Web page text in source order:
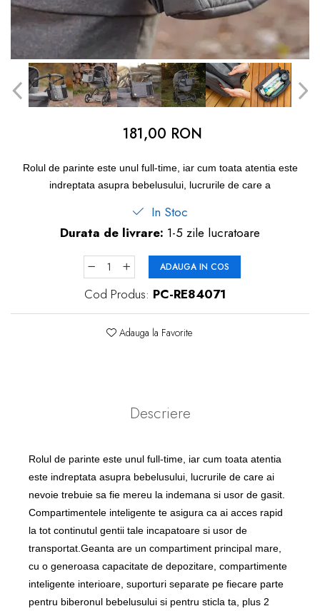
dopuri de urechi
Produse îngrijire copii
Igiena copii
181,00 RON
Rolul de parinte este unul full-time, iar cum toata atentia este
indreptata asupra bebelusului, lucrurile de care a
In Stoc
Durata de livrare: 1-5 zile lucratoare
ADAUGA IN COS
Cod Produs: PC-RE84071
Adauga la Favorite
Descriere
Rolul de parinte este unul full-time, iar cum toata atentia
este indreptata asupra bebelusului, lucrurile de care ai
nevoie trebuie sa fie mereu la indemana si usor de gasit.
Compartimentele inteligente te asigura ca ai acces rapid
la tot continutul gentii tale incapatoare si usor de
transportat.Geanta are un compartiment principal mare,
cu o generoasa capacitate de depozitare, compartimente
inteligente interioare, suporturi separate pe fiecare parte
pentru biberonul bebelusului si pentru sticla ta, plus 2